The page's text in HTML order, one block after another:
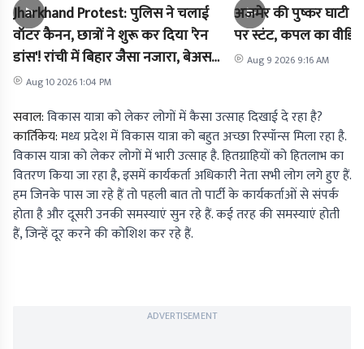
Jharkhand Protest: पुलिस ने चलाई
वॉटर कैनन, छात्रों ने शुरू कर दिया 'रेन
डांस'! रांची में बिहार जैसा नजारा, बेअसर
हुई लाठी-पानी की बौछार
Aug 10 2026 1:04 PM
अजमेर की पुष्कर घाटी
पर स्टंट, कपल का
Aug 9 2026 9:16 AM
सवाल:विकास यात्रा को लेकर लोगों में कैसा उत्साह दिखाई दे रहा है?
कार्तिकेय:मध्य प्रदेश में विकास यात्रा को बहुत अच्छा रिस्पॉन्स मिला रहा है.
विकास यात्रा को लेकर लोगों में भारी उत्साह है. हितग्राहियों को हितलाभ का
वितरण किया जा रहा है, इसमें कार्यकर्ता अधिकारी नेता सभी लोग लगे हुए हैं.
हम जिनके पास जा रहे हैं तो पहली बात तो पार्टी के कार्यकर्ताओं से संपर्क
होता है और दूसरी उनकी समस्याएं सुन रहे हैं. कई तरह की समस्याएं होती
हैं, जिन्हें दूर करने की कोशिश कर रहे हैं.
ADVERTISEMENT